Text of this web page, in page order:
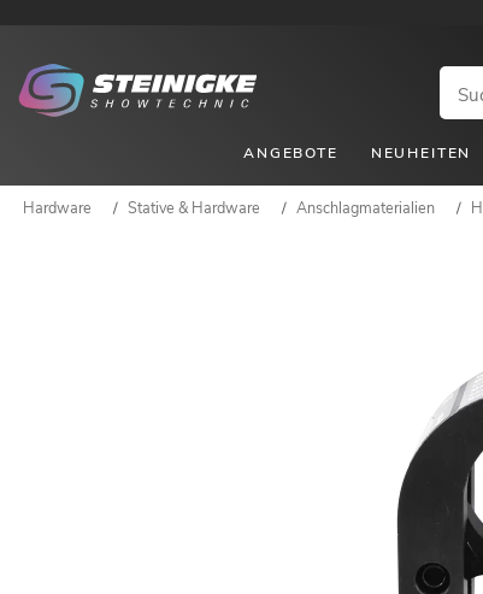
ANGEBOTE NEUHEITEN
Hardware / Stative & Hardware / Anschlagmaterialien /